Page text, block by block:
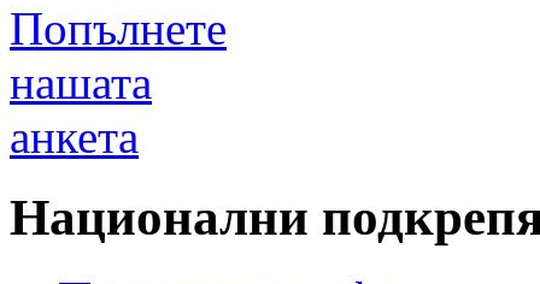
Попълнете
нашата
анкета
Национални